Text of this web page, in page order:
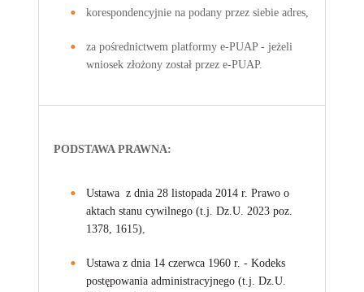
korespondencyjnie na podany przez siebie adres,
za pośrednictwem platformy e-PUAP - jeżeli
wniosek złożony został przez e-PUAP.
PODSTAWA PRAWNA:
Ustawa z dnia 28 listopada 2014 r. Prawo o
aktach stanu cywilnego (t.j. Dz.U. 2023 poz.
1378, 1615),
Ustawa z dnia 14 czerwca 1960 r. - Kodeks
postępowania administracyjnego (t.j. Dz.U.